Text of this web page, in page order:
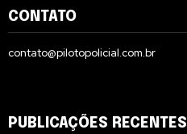
CONTATO
contato@pilotopolicial.com.br
PUBLICAÇÕES RECENTES